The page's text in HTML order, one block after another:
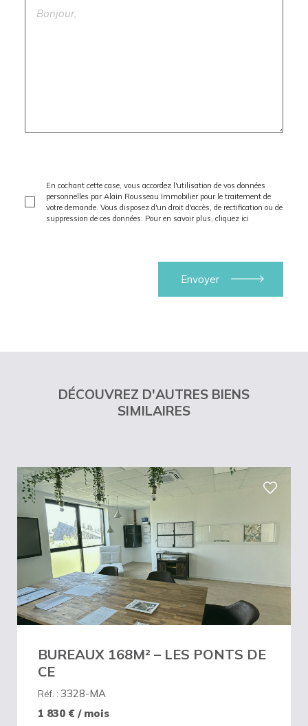
En cochant cette case, vous accordez l'utilisation de vos données
personnelles par Alain Rousseau Immobilier pour le traitement de
votre demande. Vous disposez d'un droit d'accès, de rectification ou de
suppression de ces données. Pour en savoir plus, cliquez ici
DÉCOUVREZ D'AUTRES BIENS
SIMILAIRES
BUREAUX 168M² – LES PONTS DE
CE
Réf. : 3328-MA
1 830 € / mois